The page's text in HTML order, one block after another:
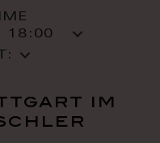
18:00
im